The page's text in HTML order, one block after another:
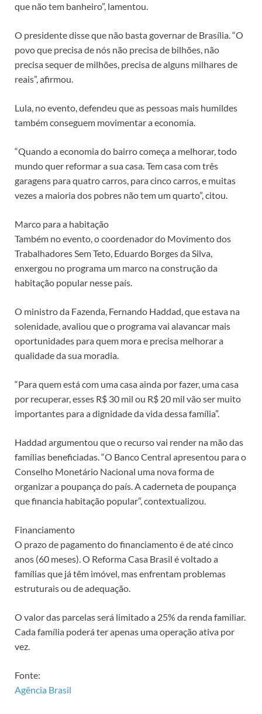
que não tem banheiro”, lamentou.
O presidente disse que não basta governar de Brasília. “O
povo que precisa de nós não precisa de bilhões, não
precisa sequer de milhões, precisa de alguns milhares de
reais”, afirmou.
Lula, no evento, defendeu que as pessoas mais humildes
também conseguem movimentar a economia.
“Quando a economia do bairro começa a melhorar, todo
mundo quer reformar a sua casa. Tem casa com três
garagens para quatro carros, para cinco carros, e muitas
vezes a maioria dos pobres não tem um quarto”, citou.
Marco para a habitação
Também no evento, o coordenador do Movimento dos
Trabalhadores Sem Teto, Eduardo Borges da Silva,
enxergou no programa um marco na construção da
habitação popular nesse país.
O ministro da Fazenda, Fernando Haddad, que estava na
solenidade, avaliou que o programa vai alavancar mais
oportunidades para quem mora e precisa melhorar a
qualidade da sua moradia.
“Para quem está com uma casa ainda por fazer, uma casa
por recuperar, esses R$ 30 mil ou R$ 20 mil vão ser muito
importantes para a dignidade da vida dessa família”.
Haddad argumentou que o recurso vai render na mão das
famílias beneficiadas. “O Banco Central apresentou para o
Conselho Monetário Nacional uma nova forma de
organizar a poupança do país. A caderneta de poupança
que financia habitação popular”, contextualizou.
Financiamento
O prazo de pagamento do financiamento é de até cinco
anos (60 meses). O Reforma Casa Brasil é voltado a
famílias que já têm imóvel, mas enfrentam problemas
estruturais ou de adequação.
O valor das parcelas será limitado a 25% da renda familiar.
Cada família poderá ter apenas uma operação ativa por
vez.
Fonte:
Agência Brasil